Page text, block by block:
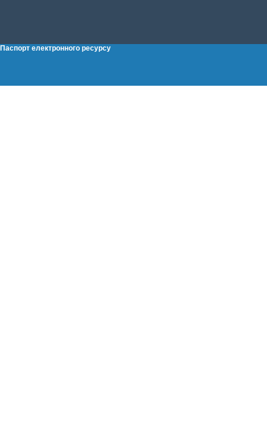
Паспорт електронного ресурсу